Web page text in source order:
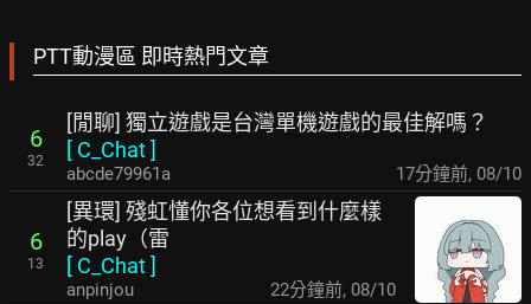
PTT動漫區 即時熱門文章
6
32
[閒聊] 獨立遊戲是台灣單機遊戲的最佳解嗎？
[ C_Chat]
abcde79961a 17分鐘前, 08/10
6
13
[異環] 殘虹懂你各位想看到什麼樣
的play（雷
[ C_Chat]
anpinjou 22分鐘前, 08/10